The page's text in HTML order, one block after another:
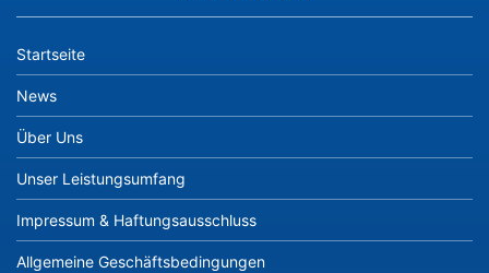
Startseite
News
Über Uns
Unser Leistungsumfang
Impressum & Haftungsausschluss
Allgemeine Geschäftsbedingungen